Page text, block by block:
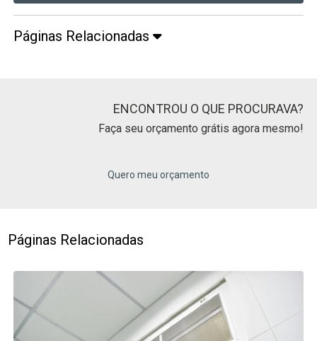
Páginas Relacionadas
ENCONTROU O QUE PROCURAVA?
Faça seu orçamento grátis agora mesmo!
Quero meu orçamento
Páginas Relacionadas